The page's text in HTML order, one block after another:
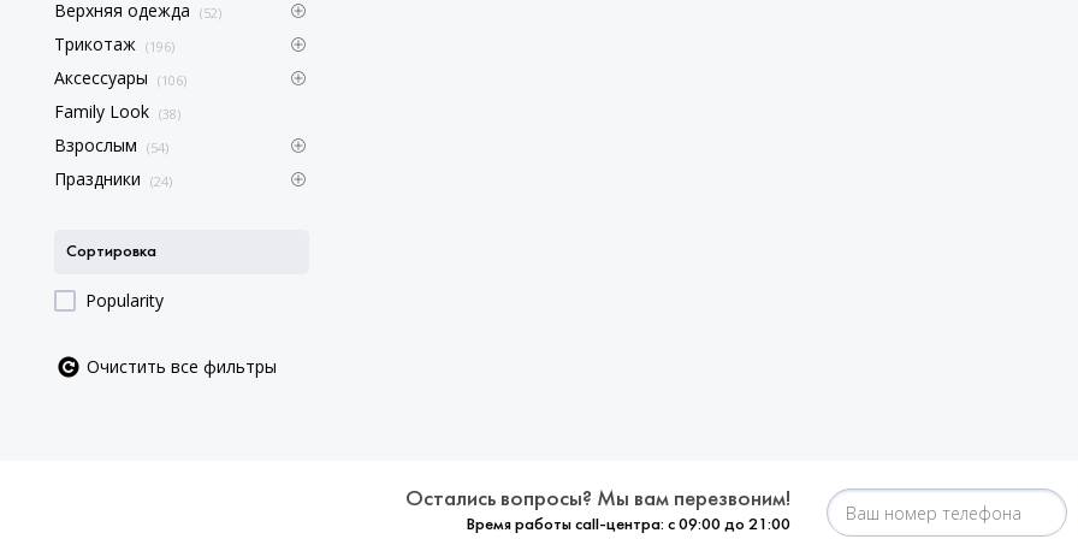
Верхняя одежда (52)
Трикотаж (196)
Аксессуары (106)
Family Look (38)
Взрослым (54)
Праздники (24)
Сортировка
Popularity
Очистить все фильтры
Остались вопросы? Мы вам перезвоним!
Время работы call-центра: с 09:00 до 21:00